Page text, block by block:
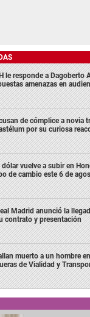
le responde a Dagoberto
amenazas en
de cómplice a novia
por su curiosa
dólar vuelve a subir en
de cambio este 6 de
Madrid anunció la
contrato y presentación
muerto a un hombre
de Vialidad y